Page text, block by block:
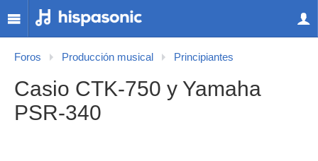
Foros Producción musical Principiantes
Casio CTK-750 y Yamaha
PSR-340